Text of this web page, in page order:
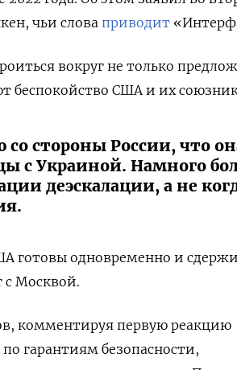
чьи слова приводит
вокруг не только
беспокойство США и их
стороны России, что
с Украиной. Намного
деэскалации, а не
готовы одновременно и
с Москвой.
комментируя первую реакцию
гарантиям безопасности,